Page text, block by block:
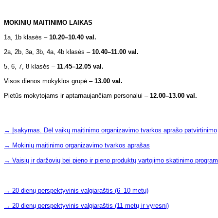
MOKINIŲ MAITINIMO LAIKAS
1a, 1b klasės – 10.20–10.40 val.
2a, 2b, 3a, 3b, 4a, 4b klasės – 10.40–11.00 val.
5, 6, 7, 8 klasės – 11.45–12.05 val.
Visos dienos mokyklos grupė – 13.00 val.
Pietūs mokytojams ir aptarnaujančiam personalui – 12.00–13.00 val.
→ Įsakymas. Dėl vaikų maitinimo organizavimo tvarkos aprašo patvirtinimo
→ Mokinių maitinimo organizavimo tvarkos aprašas
→ Vaisių ir daržovių bei pieno ir pieno produktų vartojimo skatinimo
→ 20 dienų perspektyvinis valgiaraštis (6–10 metų)
→ 20 dienų perspektyvinis valgiaraštis (11 metų ir vyresni)